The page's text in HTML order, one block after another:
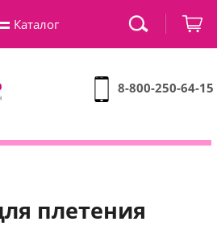
8-800-250-64-15
плетения
Каталог